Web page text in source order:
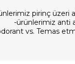
pirinç üzeri
-ürünlerimiz anti
vs. Temas